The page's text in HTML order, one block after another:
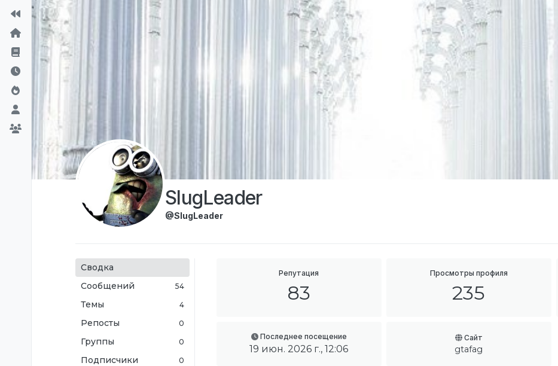
Перейти к содержимому
SlugLeader
@SlugLeader
Сводка
Сообщений
54
Темы 4
Репосты 0
Группы 0
Подписчики 0
Репутация
83
Просмотры профиля
235
Последнее посещение
19 июн. 2026 г., 12:06
Сайт
gtafag